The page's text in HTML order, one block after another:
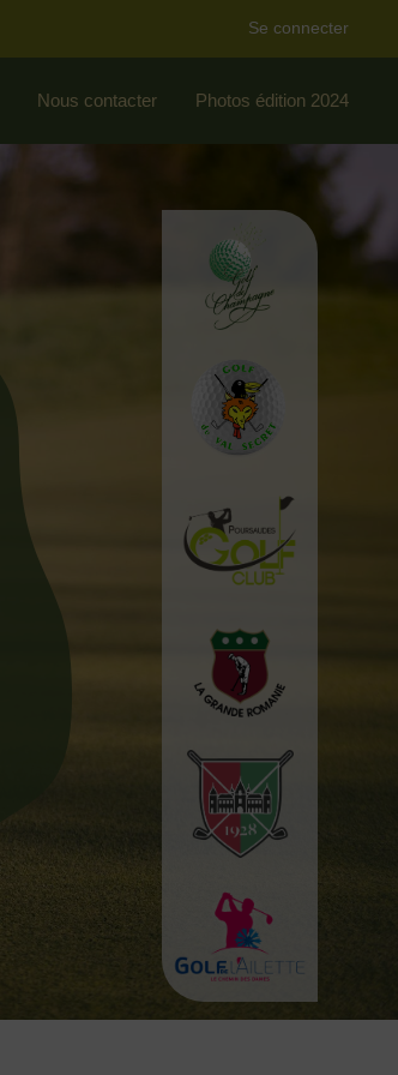
Se connecter
Nous contacter Photos édition 2024